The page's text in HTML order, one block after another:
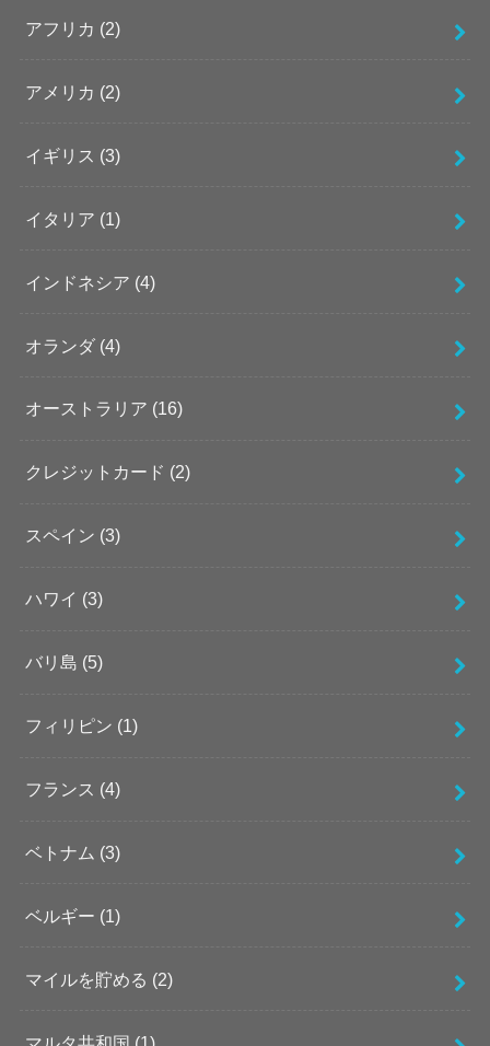
アフリカ (2)
アメリカ (2)
イギリス (3)
イタリア (1)
インドネシア (4)
オランダ (4)
オーストラリア (16)
クレジットカード (2)
スペイン (3)
ハワイ (3)
バリ島 (5)
フィリピン (1)
フランス (4)
ベトナム (3)
ベルギー (1)
マイルを貯める (2)